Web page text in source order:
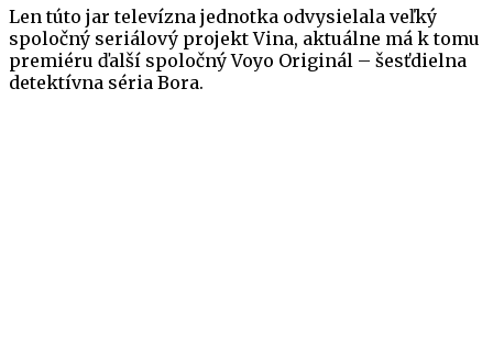
Len túto jar televízna jednotka odvysielala veľký
spoločný seriálový projekt Vina, aktuálne má k tomu
premiéru ďalší spoločný Voyo Originál – šesťdielna
detektívna séria Bora.